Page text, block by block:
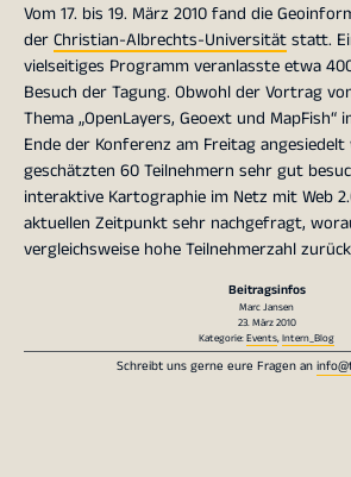
Vom 17. bis 19. März 2010 fand die
derChristian-Albrechts-Universitätstatt.
vielseitiges Programm veranlasste etwa
Besuch der Tagung. Obwohl der Vortrag
Thema „OpenLayers, Geoext und
Ende der Konferenz am Freitag
geschätzten 60 Teilnehmern sehr gut
interaktive Kartographie im Netz mit Web
aktuellen Zeitpunkt sehr nachgefragt,
vergleichsweise hohe Teilnehmerzahl
Beitragsinfos
Marc Jansen
23. März 2010
Kategorie:Events,Intern_Blog
Schreibt uns gerne eure Fragen an